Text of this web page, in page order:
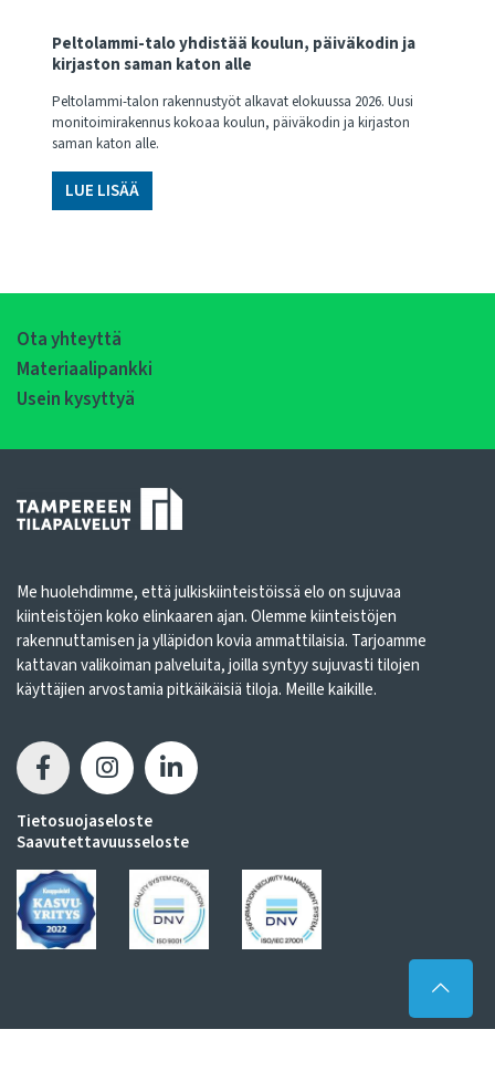
Peltolammi-talo yhdistää koulun, päiväkodin ja
kirjaston saman katon alle
Peltolammi-talon rakennustyöt alkavat elokuussa 2026. Uusi
monitoimirakennus kokoaa koulun, päiväkodin ja kirjaston
saman katon alle.
LUE LISÄÄ
Ota yhteyttä
Materiaalipankki
Usein kysyttyä
Me huolehdimme, että julkiskiinteistöissä elo on sujuvaa
kiinteistöjen koko elinkaaren ajan. Olemme kiinteistöjen
rakennuttamisen ja ylläpidon kovia ammattilaisia. Tarjoamme
kattavan valikoiman palveluita, joilla syntyy sujuvasti tilojen
käyttäjien arvostamia pitkäikäisiä tiloja. Meille kaikille.
Tietosuojaseloste
Saavutettavuusseloste